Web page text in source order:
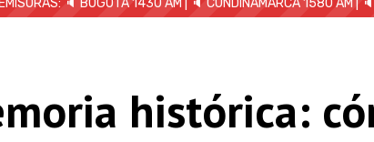
histórica: